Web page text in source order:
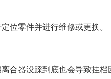
位零件并进行维修或更换。
合器没踩到底也会导致挂档